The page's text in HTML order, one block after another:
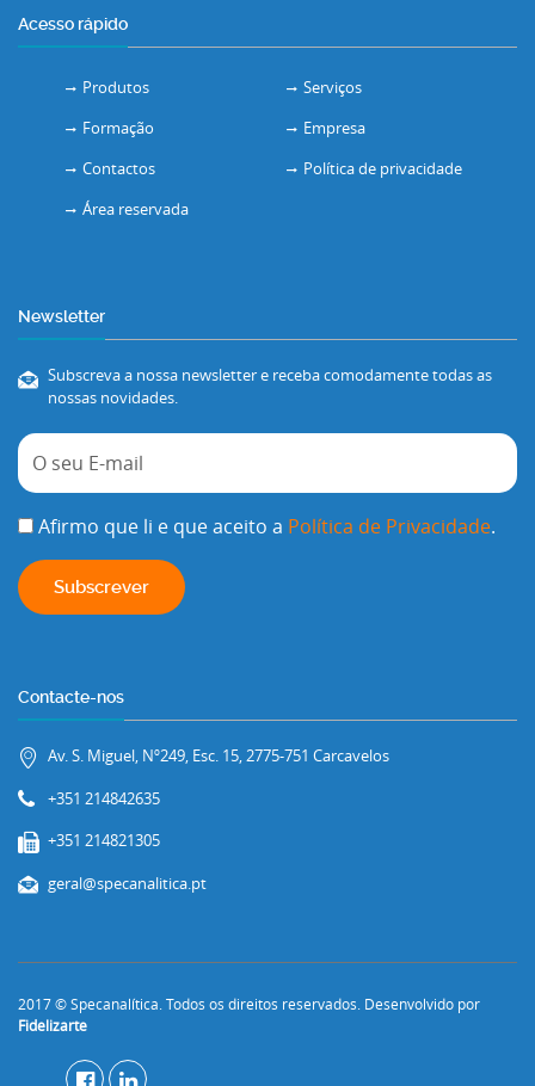
Acesso rápido
Produtos
Serviços
Formação
Empresa
Contactos
Política de privacidade
Área reservada
Newsletter
Subscreva a nossa newsletter e receba comodamente todas as
nossas novidades.
Afirmo que li e que aceito a Política de Privacidade.
Contacte-nos
Av. S. Miguel, Nº249, Esc. 15, 2775-751 Carcavelos
+351 214842635
+351 214821305
geral@specanalitica.pt
2017 © Specanalítica. Todos os direitos reservados. Desenvolvido por
Fidelizarte